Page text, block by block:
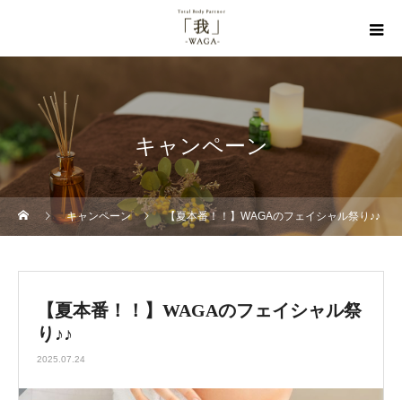
キャンペーン
キャンペーン 【夏本番！！】WAGAのフェイシャル祭り♪♪
【夏本番！！】WAGAのフェイシャル祭
り♪♪
2025.07.24